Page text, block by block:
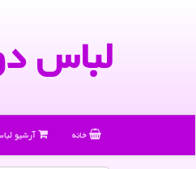
لباس
خانه آرشیو